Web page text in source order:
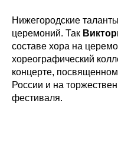
Нижегородские
церемоний. Так
составе хора на
хореографический
концерте,
России и на
фестиваля.